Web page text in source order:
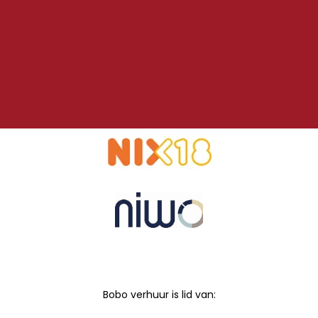
Bobo verhuur is lid van: